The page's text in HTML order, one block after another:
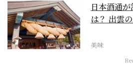
日本酒通
は？ 出雲
美味